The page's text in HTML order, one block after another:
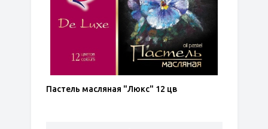
Пастель масляная "Люкс" 12 цв